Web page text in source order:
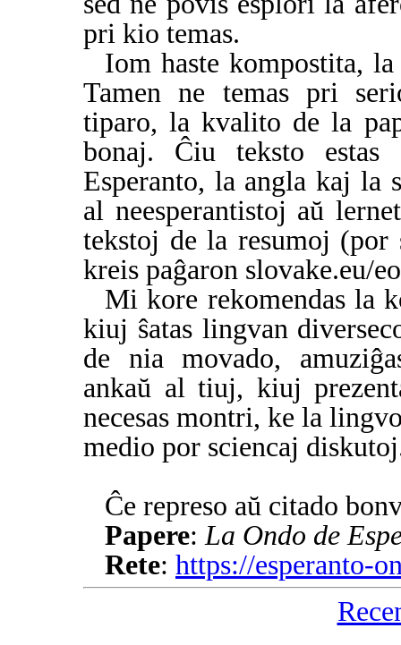
pri kio temas.
Iom haste kompostita,
Tamen ne temas pri
tiparo, la kvalito de la
bonaj. Ĉiu teksto estas
Esperanto, la angla kaj la
al neesperantistoj aŭ
tekstoj de la resumoj
kreis paĝaron slovake.eu/
Mi kore rekomendas la
kiuj ŝatas lingvan
de nia movado,
ankaŭ al tiuj, kiuj
necesas montri, ke la
medio por sciencaj
Ĉe represo aŭ citado
Papere:La Ondo de
Rete: https://esperanto-